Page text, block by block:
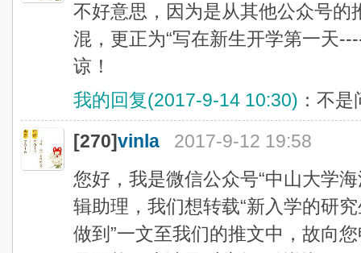
不好意思，因为是从其他公众号的
混，更正为“写在新生开学第一天
谅！
我的回复(2017-9-14 10:30) ：不
[270]vinla
2017-9-12 19:58
您好，我是微信公众号“中山大学
辑助理，我们想转载“新入学的研
做到”一文至我们的推文中，故向